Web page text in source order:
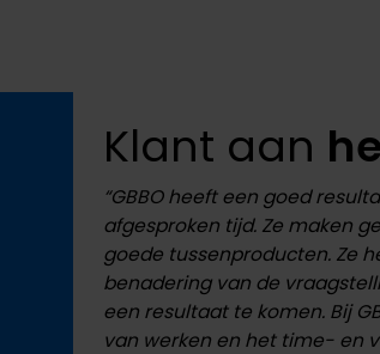
Klant aan
“GBBO heeft een goed
afgesproken tijd. Ze maken
goede tussenproducten. Ze
benadering van de
een resultaat te komen. Bij
van werken en het time- en